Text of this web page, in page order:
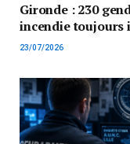
Gironde : 230
incendie toujours
23/07/2026